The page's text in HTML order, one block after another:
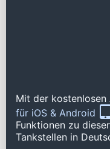
Mit der kostenlosen
für iOS & Android
Funktionen zu
Tankstellen in